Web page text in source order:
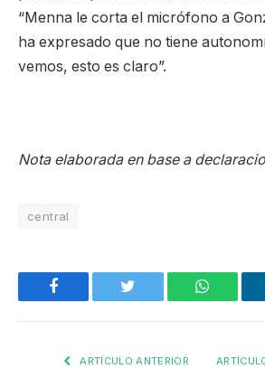
“Menna le corta el micrófono a
ha expresado que no tiene
vemos, esto es claro”.
Nota elaborada en base a
central
Facebook Twitter
ARTÍCULO ANTERIOR